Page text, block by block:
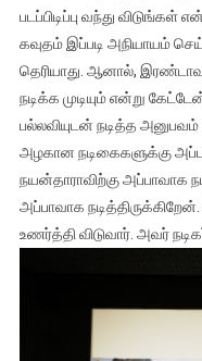
படப்பிடிப்பு வந்து விடுங்கள்
கவுதம் இப்படி அநியாயம்
தெரியாது. ஆனால்,
நடிக்க முடியும் என்று
பல்லவியுடன் நடித்த
அழகான நடிகைகளுக்கு
நயன்தாராவிற்கு அப்பாவாக
அப்பாவாக
உணர்த்தி விடுவார். அவர்